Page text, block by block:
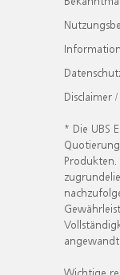
Disclaimer
* Die UBS
Produkten.